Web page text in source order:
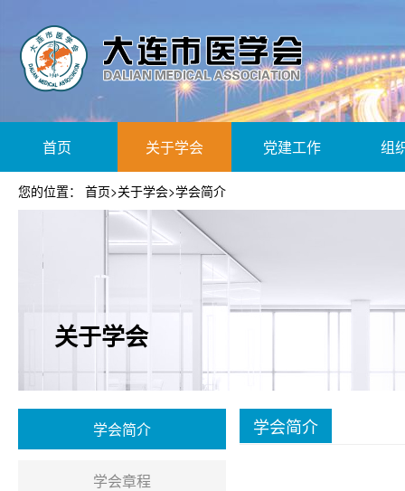
首页 关于学会 党建工作 组
您的位置： 首页>关于学会>学会简介
关于学会
学会简介
学会章程
学会简介